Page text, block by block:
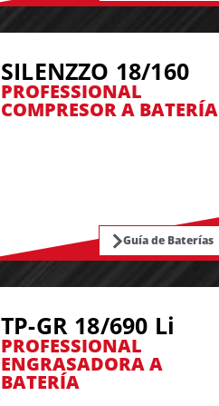
SILENZZO 18/160
PROFESSIONAL
COMPRESOR A BATERÍA
Guía de Baterías
TP-GR 18/690 Li
PROFESSIONAL
ENGRASADORA A
BATERÍA